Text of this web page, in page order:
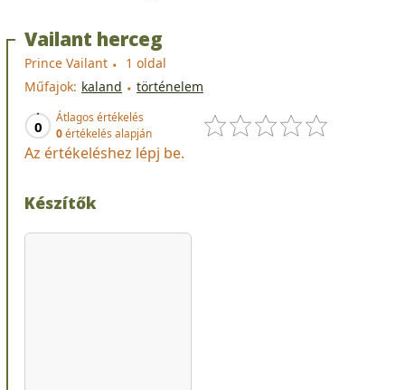
Vailant herceg
Prince Vailant
1 oldal
Műfajok: kaland történelem
0
Átlagos értékelés
0értékelés alapján
Az értékeléshez lépj be.
Készítők